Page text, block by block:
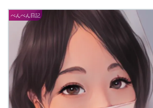
ぺんぺん日記